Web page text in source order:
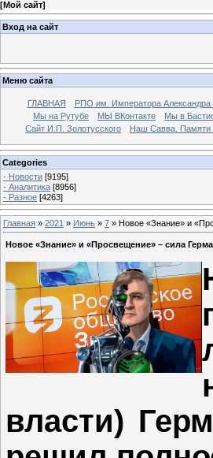
[Мой сайт]
Вход на сайт
Меню сайта
ГЛАВНАЯ РПО им. Императора Александра
Мы на Рутубе
МЫ ВКонтакте Мы в
Сайт И.П. Золотусского
Наш Савва.
Categories
- Новости [9195]
- Аналитика [8956]
- Разное [4263]
Главная » 2021 » Июнь » 7 » Новое «Знание» и
Новое «Знание» и «Просвещение» – сила
власти)